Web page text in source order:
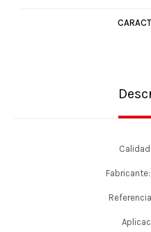
Fabricante: